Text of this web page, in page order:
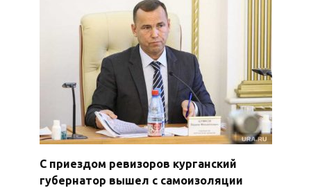
С приездом ревизоров курганский
губернатор вышел с самоизоляции